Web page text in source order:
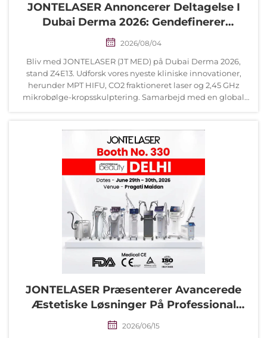
JONTELASER Annoncerer Deltagelse I
Dubai Derma 2026: Gendefinerer
Æstetisk Fremragende Behandling I
2026/08/04
Bliv med JONTELASER (JT MED) på Dubai Derma 2026,
stand Z4E13. Udforsk vores nyeste kliniske innovationer,
herunder MPT HIFU, CO2 fraktioneret laser og 2,45 GHz
mikrobølge-kropsskulptering. Samarbejd med en global
JONTELASER Præsenterer Avancerede
Æstetiske Løsninger På Professional
Beauty India – Delhi 2026 | Stand 330
2026/06/15